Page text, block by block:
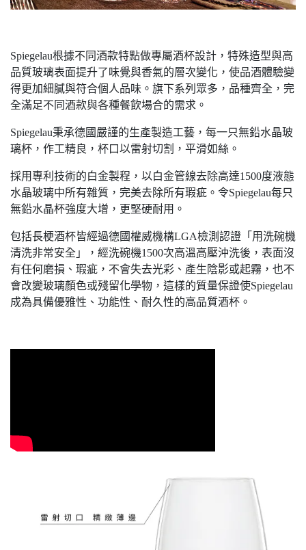
Spiegelau根據不同酒款特點做專屬酒杯設計，特殊造型與高
品質玻璃表面提升了味覺與香氣的層次變化，使品酒體驗變
得更加細膩與符合個人品味。旗下系列眾多，品種齊全，完
全滿足不同酒款與各種餐飲場合的需求。
Spiegelau秉承德國嚴謹的生產製造工藝，每一只無鉛水晶玻
璃杯，作工精良，杯口以雷射切割，平滑如絲。
採用專利技術的白金製程，以白金管線去除高達1500度液態
水晶玻璃中所有雜質，完美去除所有瑕疵。令Spiegelau每只
無鉛水晶杯強度大增，更堅硬耐用。
包括長梗酒杯皆經過德國權威機構LGA檢測認證「用洗碗機
清洗非常安全」，經洗碗機1500次高溫高壓沖洗後，表面沒
有任何磨損、瑕疵，不會失去光彩、產生陰影或起霧，也不
會改變玻璃顏色或殘留化學物，這樣的質量保證使Spiegelau
成為具備優雅性、功能性、耐久性的高品質酒杯。